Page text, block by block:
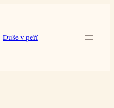
Duše v peří